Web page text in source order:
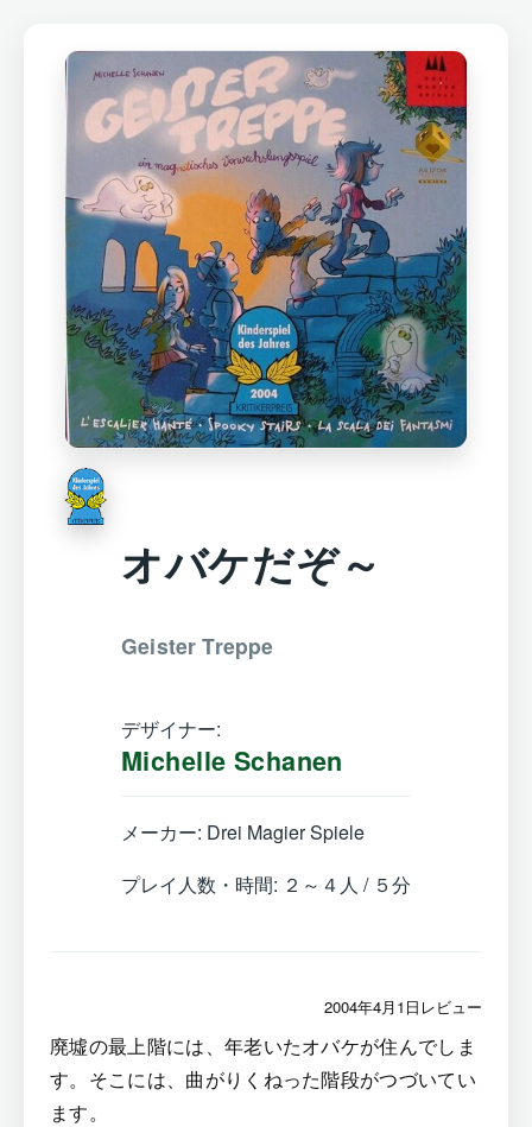
オバケだぞ～
Geister Treppe
デザイナー:
Michelle Schanen
メーカー: Drei Magier Spiele
プレイ人数・時間: ２～４人 / ５分
2004年4月1日レビュー
廃墟の最上階には、年老いたオバケが住んでしま
す。そこには、曲がりくねった階段がつづいてい
ます。